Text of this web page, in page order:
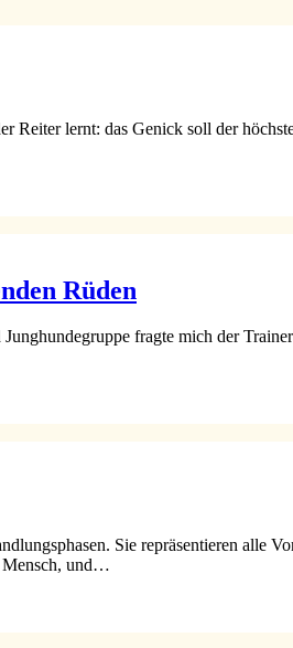
Reiter lernt: das Genick soll der
Rüden
fragte mich der
Sie repräsentieren alle
Mensch, und…